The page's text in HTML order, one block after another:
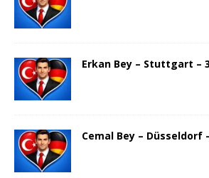
Erkan Bey – Stuttgart –
Cemal Bey – Düsseldorf